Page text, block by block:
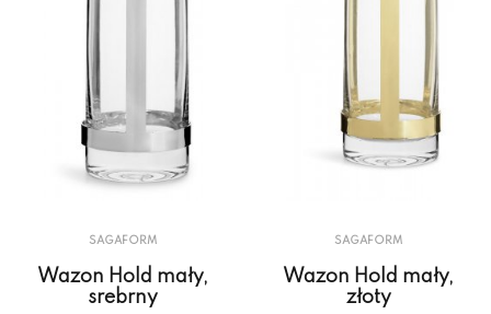
SAGAFORM
Wazon Hold mały,
srebrny
SAGAFORM
Wazon Hold mały,
złoty